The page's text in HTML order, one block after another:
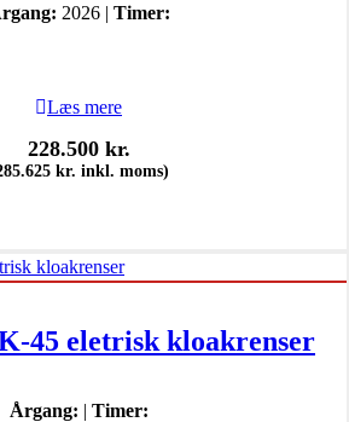
2026 | Timer:
Læs mere
228.500 kr.
kr. inkl. moms)
45 eletrisk kloakrenser
Årgang: | Timer: